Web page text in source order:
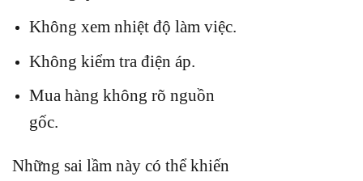
Không xem nhiệt độ làm việc.
Không kiểm tra điện áp.
Mua hàng không rõ nguồn
gốc.
Những sai lầm này có thể khiến